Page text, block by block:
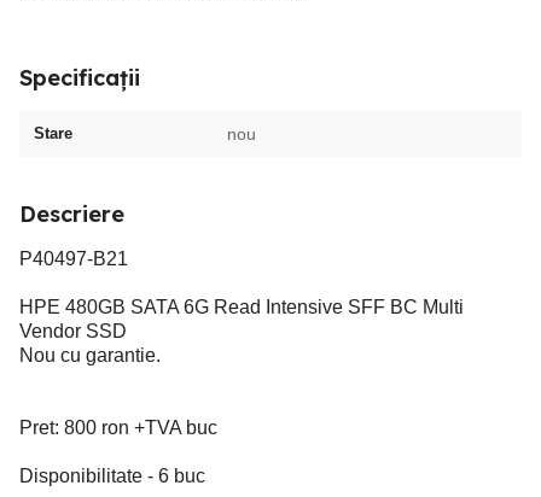
Specificații
Stare nou
Descriere
P40497-B21
HPE 480GB SATA 6G Read Intensive SFF BC Multi
Vendor SSD
Nou cu garantie.
Pret: 800 ron +TVA buc
Disponibilitate - 6 buc